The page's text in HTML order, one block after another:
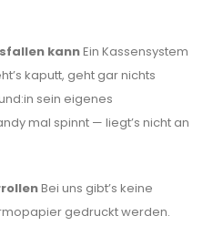
kannEin Kassensystem
kaputt, geht gar nichts
sein eigenes
mal spinnt — liegt’s nicht an
Bei uns gibt’s keine
gedruckt werden.